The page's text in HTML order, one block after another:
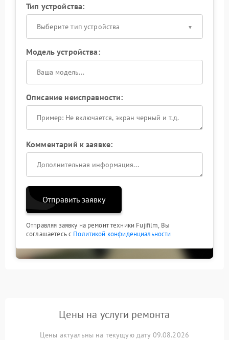
Тип устройства:
Выберите тип устройства
Модель устройства:
Описание неисправности:
Комментарий к заявке:
Отправить заявку
Отправляя заявку на ремонт техники Fujifilm, Вы
соглашаетесь с Политикой конфиденциальности
Цены на услуги ремонта
Цены актуальны на текущую дату 09.08.2026